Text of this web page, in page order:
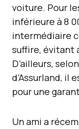
voiture. Pour
inférieure à 8
intermédiaire
suffire, évitant
D’ailleurs,
d’Assurland, il
pour une
Un ami a